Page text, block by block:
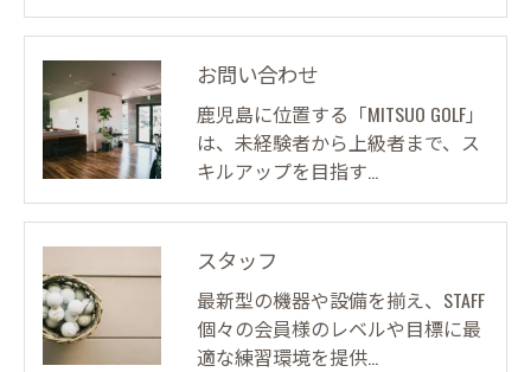
お問い合わせ
鹿児島に位置する「MITSUO GOLF」
は、未経験者から上級者まで、ス
キルアップを目指す…
スタッフ
最新型の機器や設備を揃え、STAFF
個々の会員様のレベルや目標に最
適な練習環境を提供…